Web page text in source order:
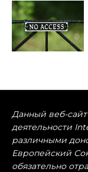
Данный веб-
деятельности
различными
Европейский
обязательно